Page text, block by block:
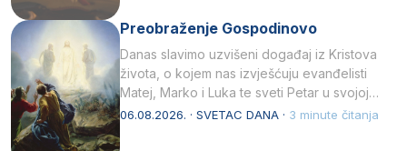
Preobraženje Gospodinovo
Danas slavimo uzvišeni događaj iz Kristova
života, o kojem nas izvješćuju evanđelisti
Matej, Marko i Luka te sveti Petar u svojoj
drugoj…
06.08.2026. · SVETAC DANA · 3 minute čitanja